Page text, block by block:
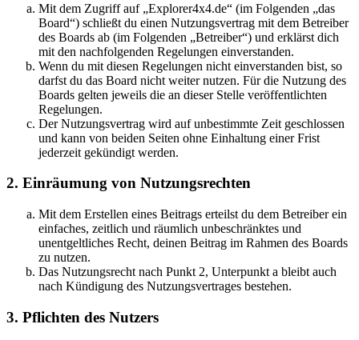
Mit dem Zugriff auf „Explorer4x4.de“ (im Folgenden „das
Board“) schließt du einen Nutzungsvertrag mit dem Betreiber
des Boards ab (im Folgenden „Betreiber“) und erklärst dich
mit den nachfolgenden Regelungen einverstanden.
Wenn du mit diesen Regelungen nicht einverstanden bist, so
darfst du das Board nicht weiter nutzen. Für die Nutzung des
Boards gelten jeweils die an dieser Stelle veröffentlichten
Regelungen.
Der Nutzungsvertrag wird auf unbestimmte Zeit geschlossen
und kann von beiden Seiten ohne Einhaltung einer Frist
jederzeit gekündigt werden.
2. Einräumung von Nutzungsrechten
Mit dem Erstellen eines Beitrags erteilst du dem Betreiber ein
einfaches, zeitlich und räumlich unbeschränktes und
unentgeltliches Recht, deinen Beitrag im Rahmen des Boards
zu nutzen.
Das Nutzungsrecht nach Punkt 2, Unterpunkt a bleibt auch
nach Kündigung des Nutzungsvertrages bestehen.
3. Pflichten des Nutzers